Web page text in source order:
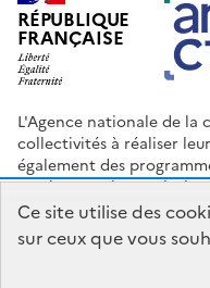
Ce site utilise des
sur ceux que vous
RÉPUBLIQUE
FRANÇAISE
L'Agence nationale de la
collectivités à réaliser
également des
soutiennent les
Nous contacter Espace